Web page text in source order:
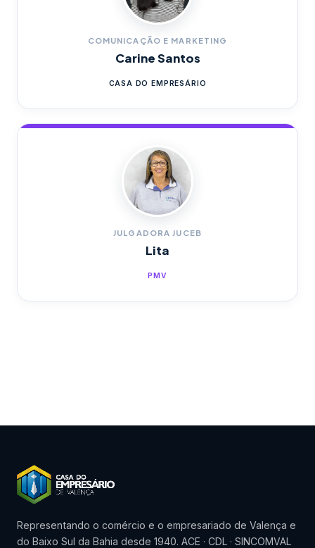
COMUNICAÇÃO E MARKETING
Carine Santos
CASA DO EMPRESÁRIO
JULGADORA JUCEB
Lita
PMV
Representando o comércio e o empresariado de Valença e
do Baixo Sul da Bahia desde 1940. ACE · CDL · SINCOMVAL